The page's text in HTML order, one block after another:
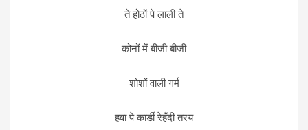
ते होठों पे लाली ते
कोनों में बीजी बीजी
शोशों वाली गर्म
हवा पे कार्डी रेहँदी तरय